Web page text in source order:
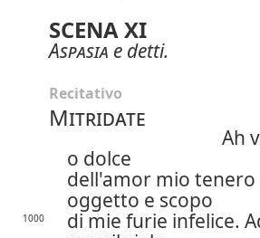
SCENA XI
Aspasia e detti.
Recitativo
Mitridate
Ah
o dolce
dell'amor mio tenero
oggetto e scopo
1000
di mie furie infelice.